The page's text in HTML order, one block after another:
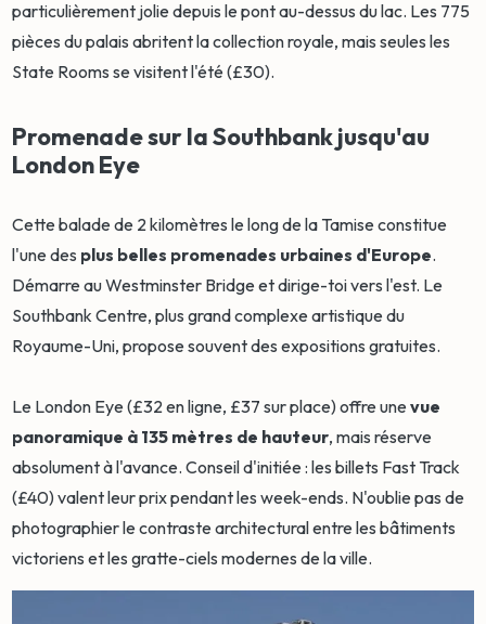
particulièrement jolie depuis le pont au-dessus du lac. Les 775
pièces du palais abritent la collection royale, mais seules les
State Rooms se visitent l'été (£30).
Promenade sur la Southbank jusqu'au
London Eye
Cette balade de 2 kilomètres le long de la Tamise constitue
l'une des plus belles promenades urbaines d'Europe.
Démarre au Westminster Bridge et dirige-toi vers l'est. Le
Southbank Centre, plus grand complexe artistique du
Royaume-Uni, propose souvent des expositions gratuites.
Le London Eye (£32 en ligne, £37 sur place) offre unevue
panoramique à 135 mètres de hauteur, mais réserve
absolument à l'avance. Conseil d'initiée : les billets Fast Track
(£40) valent leur prix pendant les week-ends. N'oublie pas de
photographier le contraste architectural entre les bâtiments
victoriens et les gratte-ciels modernes de la ville.